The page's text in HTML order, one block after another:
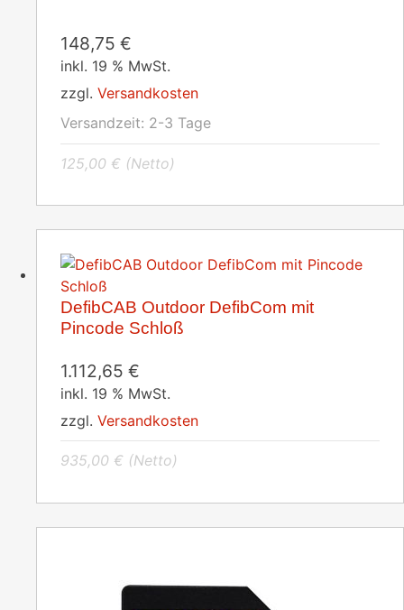
148,75 €
inkl. 19 % MwSt.
zzgl. Versandkosten
Versandzeit: 2-3 Tage
125,00 € (Netto)
DefibCAB Outdoor DefibCom mit
Pincode Schloß
1.112,65 €
inkl. 19 % MwSt.
zzgl. Versandkosten
935,00 € (Netto)